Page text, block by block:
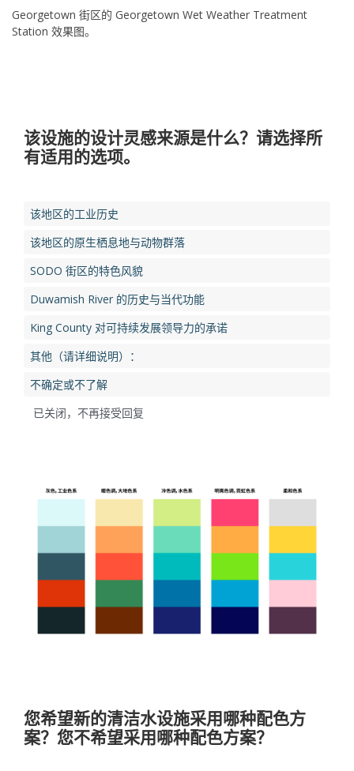
Georgetown 街区的 Georgetown Wet Weather Treatment
Station 效果图。
该设施的设计灵感来源是什么？请选择所
有适用的选项。
该地区的工业历史
该地区的原生栖息地与动物群落
SODO 街区的特色风貌
Duwamish River 的历史与当代功能
King County 对可持续发展领导力的承诺
其他（请详细说明）：
不确定或不了解
已关闭，不再接受回复
您希望新的清洁水设施采用哪种配色方
案？您不希望采用哪种配色方案？